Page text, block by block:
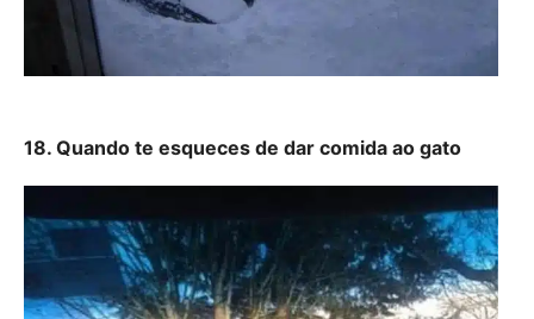
18. Quando te esqueces de dar comida ao gato